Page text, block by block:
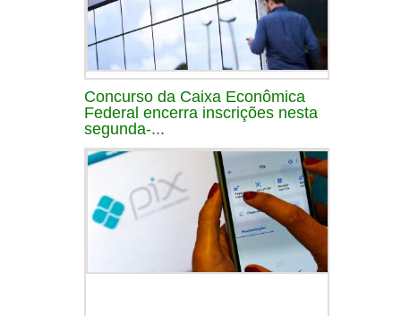
Concurso da Caixa Econômica
Federal encerra inscrições nesta
segunda-...